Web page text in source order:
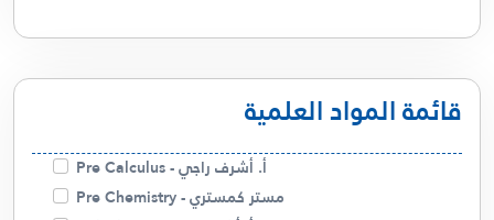
د. أمل السيد
م. مريم الجدحي
م. عمرو كسبه
أ. سالم الشمري
قائمة المواد العلمية
أ. أشرف راجي - Pre Calculus
مستر كمستري - Pre Chemistry